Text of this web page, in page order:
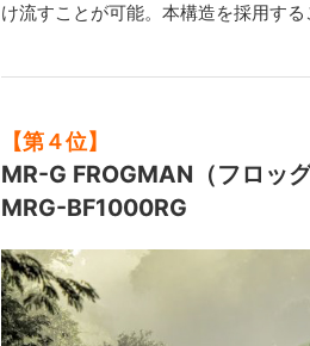
け流すことが可能。本構造を採用す
【第４位】
MR-G FROGMAN（フロッグ
MRG-BF1000RG